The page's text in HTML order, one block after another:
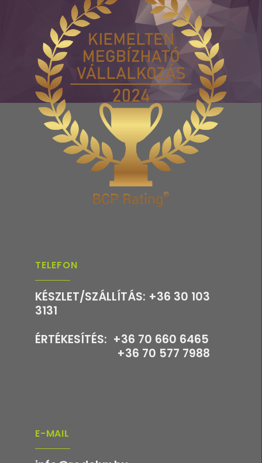
TELEFON
KÉSZLET/SZÁLLÍTÁS: +36 30 103
3131
ÉRTÉKESÍTÉS: +36 70 660 6465
+36 70 577 7988
E-MAIL